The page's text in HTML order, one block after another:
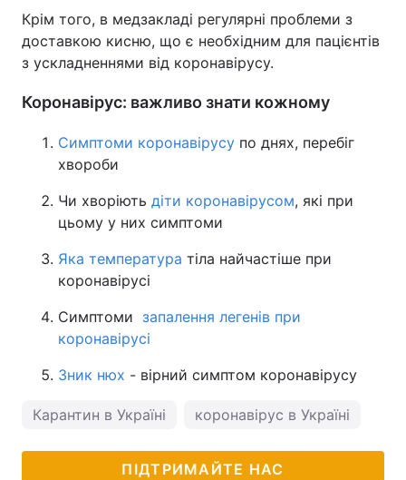
Крім того, в медзакладі регулярні проблеми з
доставкою кисню, що є необхідним для пацієнтів
з ускладненнями від коронавірусу.
Коронавірус: важливо знати кожному
Симптоми коронавірусу по днях, перебіг
хвороби
Чи хворіють діти коронавірусом, які при
цьому у них симптоми
Яка температура тіла найчастіше при
коронавірусі
Симптоми запалення легенів при
коронавірусі
Зник нюх - вірний симптом коронавірусу
Карантин в Україні коронавірус в Україні
ПІДТРИМАЙТЕ НАС